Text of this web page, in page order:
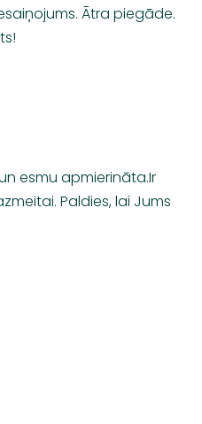
Ātra piegāde.
esmu apmierināta.Ir
Paldies, lai Jums